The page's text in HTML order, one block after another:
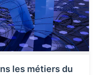
les métiers du